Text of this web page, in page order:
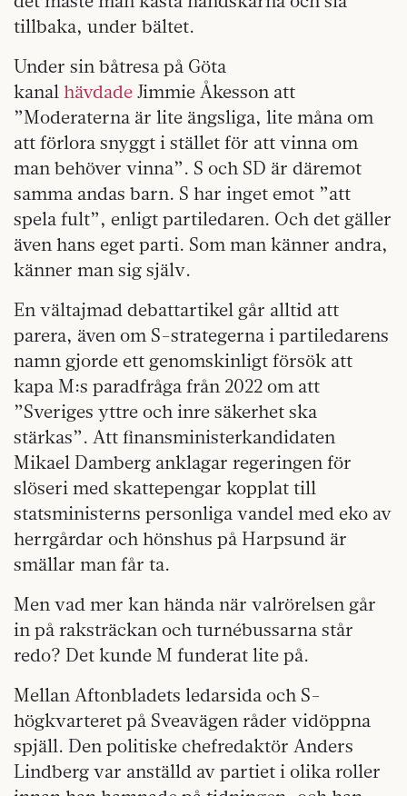
tillbaka, under bältet.
Under sin båtresa på Göta
kanal hävdade Jimmie Åkesson att
”Moderaterna är lite ängsliga, lite måna om
att förlora snyggt i stället för att vinna om
man behöver vinna”. S och SD är däremot
samma andas barn. S har inget emot ”att
spela fult”, enligt partiledaren. Och det gäller
även hans eget parti. Som man känner andra,
känner man sig själv.
En vältajmad debattartikel går alltid att
parera, även om S-strategerna i partiledarens
namn gjorde ett genomskinligt försök att
kapa M:s paradfråga från 2022 om att
”Sveriges yttre och inre säkerhet ska
stärkas”. Att finansministerkandidaten
Mikael Damberg anklagar regeringen för
slöseri med skattepengar kopplat till
statsministerns personliga vandel med eko av
herrgårdar och hönshus på Harpsund är
smällar man får ta.
Men vad mer kan hända när valrörelsen går
in på raksträckan och turnébussarna står
redo? Det kunde M funderat lite på.
Mellan Aftonbladets ledarsida och S-
högkvarteret på Sveavägen råder vidöppna
spjäll. Den politiske chefredaktör Anders
Lindberg var anställd av partiet i olika roller